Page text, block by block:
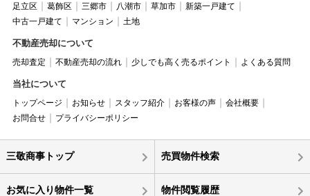
足立区 葛飾区 三郷市 八潮市 草加市
新築一戸建て
中古一戸建て
マンション 土地
不動産売却について
売却査定 不動産売却の流れ 少しでも高く売るポイント よくある質問
当社について
トップページ お知らせ スタッフ紹介 お客様の声
会社概要
お問合せ
プライバシーポリシー
三敬商事トップ 売買物件検索
お気に入り物件一覧 物件閲覧履歴